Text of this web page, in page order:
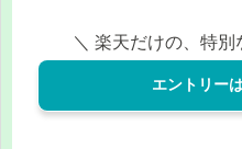
＼ 楽天だけの、特
エントリー